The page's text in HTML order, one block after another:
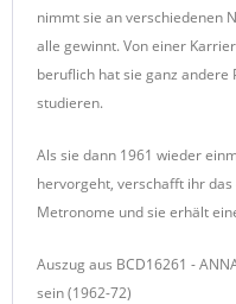
nimmt sie an verschiedenen
alle gewinnt. Von einer
beruflich hat sie ganz andere
studieren.
Als sie dann 1961 wieder
hervorgeht, verschafft ihr
Metronome und sie erhält
Auszug aus BCD16261 -
sein (1962-72)